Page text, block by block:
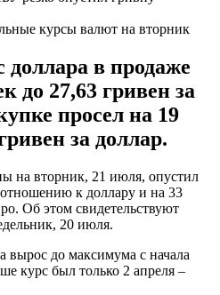
курсы валют на вторник
в продаже
до 27,63 гривен за
просел на 19
за доллар.
на вторник, 21 июля, опустил
к доллару и на 33
Об этом свидетельствуют
20 июля.
вырос до максимума с начала
курс был только 2 апреля –